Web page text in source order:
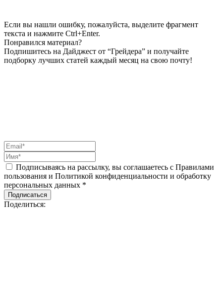
Если вы нашли ошибку, пожалуйста, выделите фрагмент
текста и нажмите Ctrl+Enter.
Понравился материал?
Подпишитесь на Дайджест от “Грейдера” и получайте
подборку лучших статей каждый месяц на свою почту!
Подписываясь на рассылку, вы соглашаетесь с Правилами
пользования и Политикой конфиденциальности и обработку
персональных данных *
Подписаться
Поделиться: